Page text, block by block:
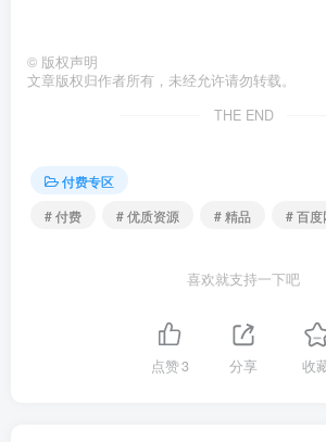
© 版权声明
文章版权归作者所有，未经允许请勿转载。
THE END
付费专区
# 付费
# 优质资源 # 精品 # 百度
喜欢就支持一下吧
点赞3 分享 收